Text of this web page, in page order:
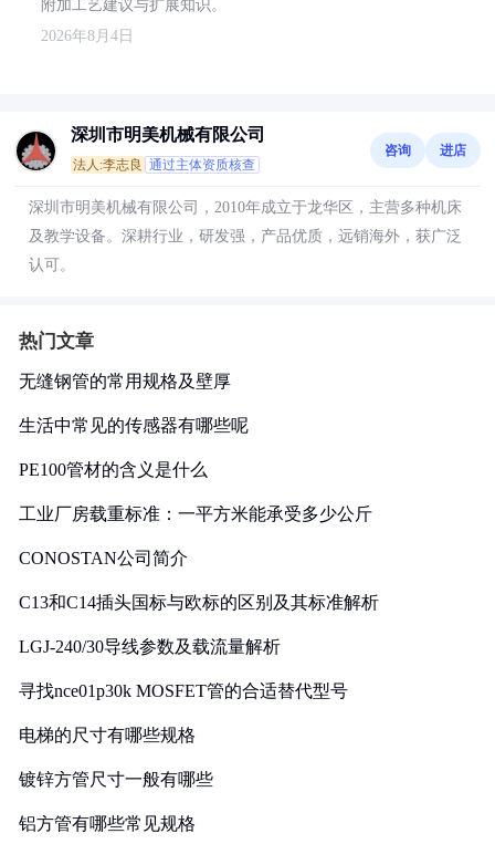
附加工艺建议与扩展知识。
2026年8月4日
深圳市明美机械有限公司
法人:李志良 通过主体资质核查
咨询 进店
深圳市明美机械有限公司，2010年成立于龙华区，主营多种机床
及教学设备。深耕行业，研发强，产品优质，远销海外，获广泛
认可。
热门文章
无缝钢管的常用规格及壁厚
生活中常见的传感器有哪些呢
PE100管材的含义是什么
工业厂房载重标准：一平方米能承受多少公斤
CONOSTAN公司简介
C13和C14插头国标与欧标的区别及其标准解析
LGJ-240/30导线参数及载流量解析
寻找nce01p30k MOSFET管的合适替代型号
电梯的尺寸有哪些规格
镀锌方管尺寸一般有哪些
铝方管有哪些常见规格